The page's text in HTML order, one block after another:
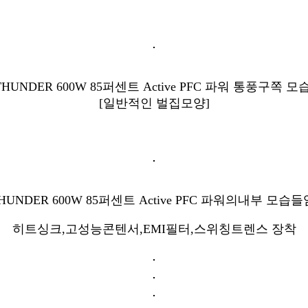
600W 85퍼센트 Active PFC 파워 통풍구쪽 모
[일반적인 벌집모양]
600W 85퍼센트 Active PFC 파워의내부 모습들
히트싱크,고성능콘텐서,EMI필터,스위칭트렌스 장착